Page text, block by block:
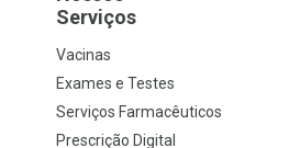
Serviços
Vacinas
Exames e Testes
Serviços Farmacêuticos
Prescrição Digital